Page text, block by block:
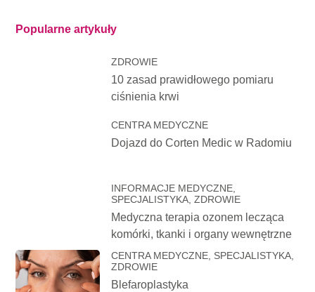
Popularne artykuły
ZDROWIE
10 zasad prawidłowego pomiaru
ciśnienia krwi
CENTRA MEDYCZNE
Dojazd do Corten Medic w Radomiu
INFORMACJE MEDYCZNE,
SPECJALISTYKA, ZDROWIE
Medyczna terapia ozonem lecząca
komórki, tkanki i organy wewnętrzne
CENTRA MEDYCZNE, SPECJALISTYKA,
ZDROWIE
Blefaroplastyka